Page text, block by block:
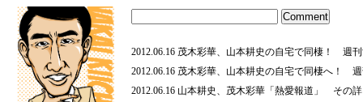
2012.06.16 茂木彩華、山本耕史の自宅で同棲！ 週
2012.06.16 茂木彩華、山本耕史の自宅で同棲へ！
2012.06.16 山本耕史、茂木彩華「熱愛報道」 その